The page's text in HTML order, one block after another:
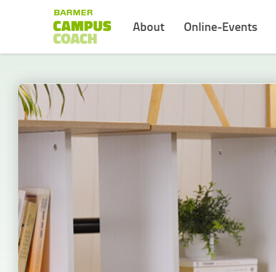
About Online-Events